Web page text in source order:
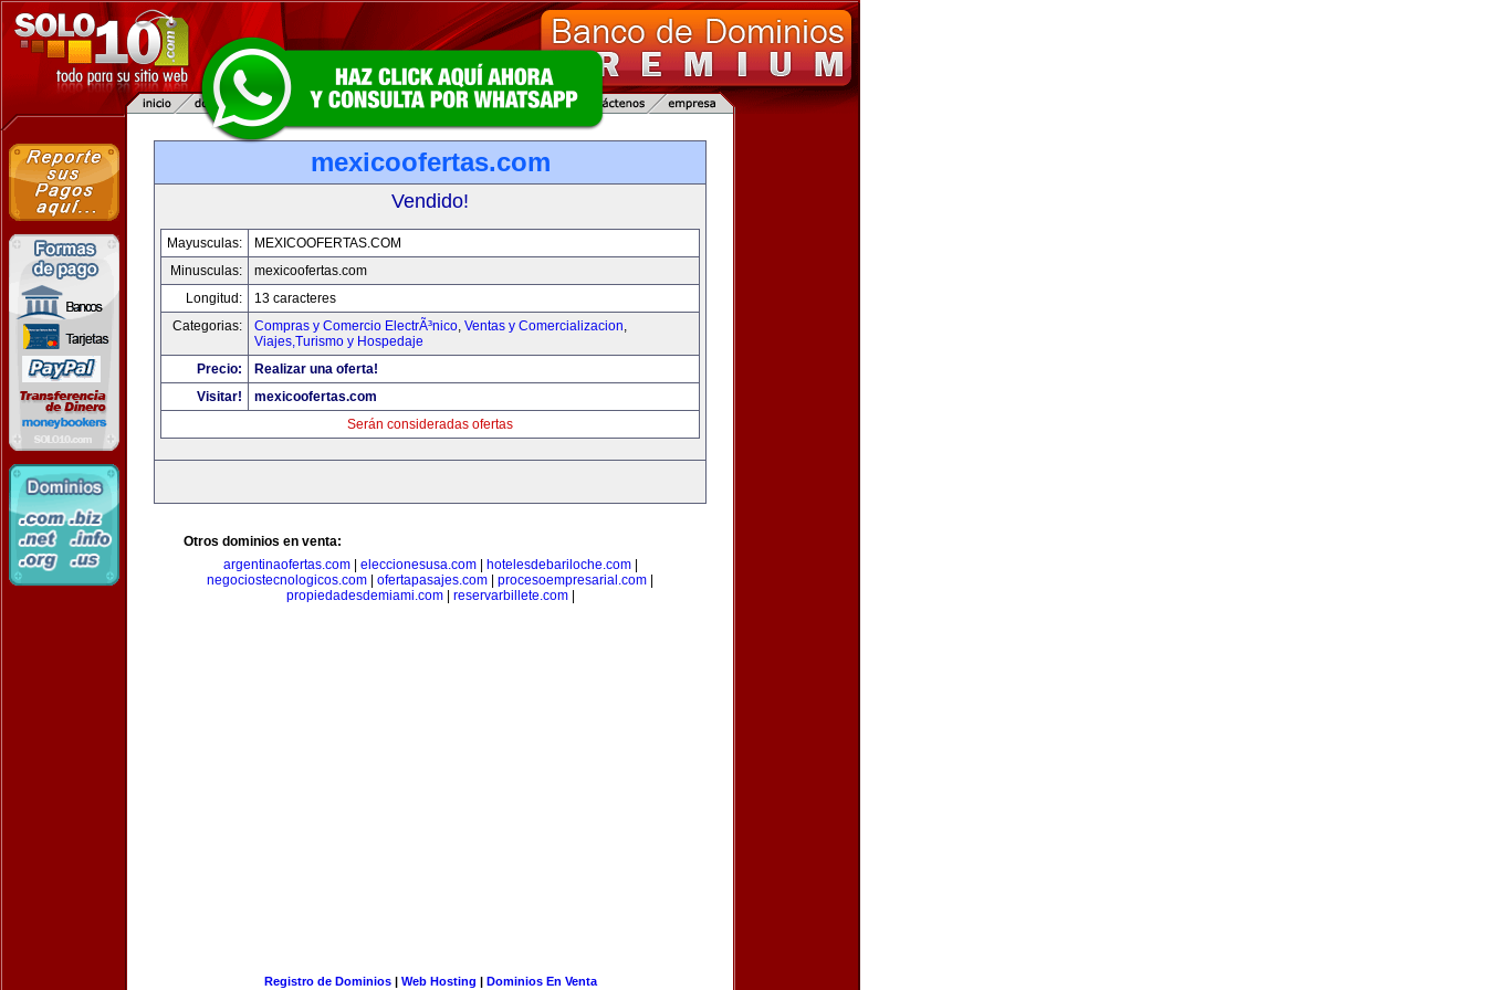
mexicoofertas.com
Vendido!
Mayusculas:
MEXICOOFERTAS.COM
Minusculas:
mexicoofertas.com
Longitud:
13 caracteres
Categorias:
Compras y Comercio ElectrÃ³nico, Ventas y Comercializacion,
Viajes,Turismo y Hospedaje
Precio:
Realizar una oferta!
Visitar!
mexicoofertas.com
Serán consideradas ofertas
Otros dominios en venta:
argentinaofertas.com| eleccionesusa.com| hotelesdebariloche.com|
negociostecnologicos.com
ofertapasajes.com procesoempresarial.com
propiedadesdemiami.com| reservarbillete.com|
Registro de Dominios| Web Hosting | Dominios En Venta